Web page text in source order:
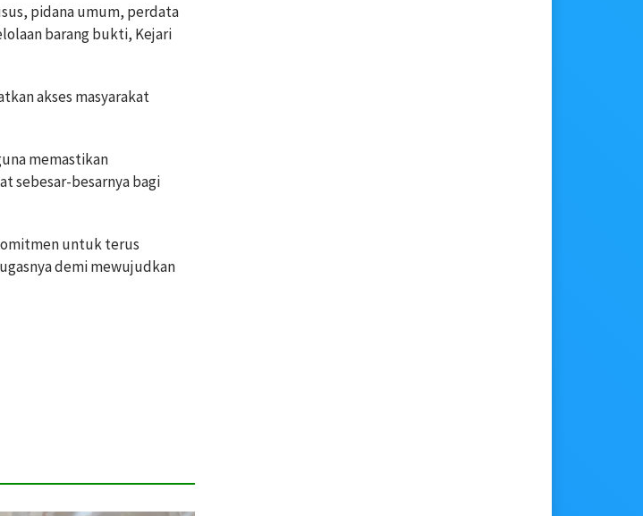
pidana umum, perdata
barang bukti, Kejari
akses masyarakat
memastikan
sebesar-besarnya bagi
untuk terus
demi mewujudkan